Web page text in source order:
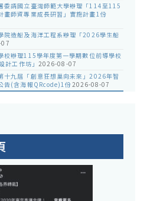
委請國立臺灣師範大學辦理「114至115
畫師資專業成長研習」實施計畫1份
院造船及海洋工程系辦理「2026學生船
校辦理115學年度第一學期數位前導學校
計工作坊」 2026-08-07
十九屆「創意狂想巢向未來」2026年智
告(含海報QRcode)1份2026-08-07